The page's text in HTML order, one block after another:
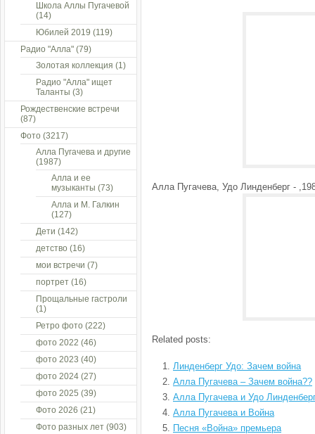
Алла Пугачева, Удо Линденберг -
Related posts:
Линденберг Удо: Зачем война
Алла Пугачева – Зачем война??
Алла Пугачева и Удо
Алла Пугачева и Война
Песня «Война» премьера
Школа Аллы Пугачевой
(14)
Юбилей 2019 (119)
Радио "Алла" (79)
Золотая коллекция (1)
Радио "Алла" ищет
Таланты (3)
Рождественские встречи
(87)
Фото (3217)
Алла Пугачева и другие
(1987)
Алла и ее
музыканты (73)
Алла и М. Галкин
(127)
Дети (142)
детство (16)
мои встречи (7)
портрет (16)
Прощальные гастроли
(1)
Ретро фото (222)
фото 2022 (46)
фото 2023 (40)
фото 2024 (27)
фото 2025 (39)
Фото 2026 (21)
Фото разных лет (903)